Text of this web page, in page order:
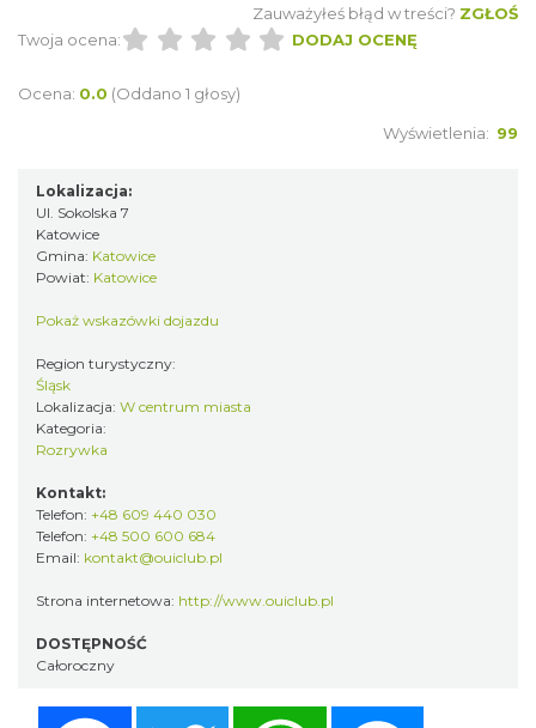
Zauważyłeś błąd w treści? ZGŁOŚ
Twoja ocena:
DODAJ OCENĘ
Ocena: 0.0 (Oddano 1 głosy)
Wyświetlenia: 99
Lokalizacja:
Ul. Sokolska 7
Katowice
Gmina: Katowice
Powiat: Katowice
Pokaż wskazówki dojazdu
Region turystyczny:
Śląsk
Lokalizacja: W centrum miasta
Kategoria:
Rozrywka
Kontakt:
Telefon: +48 609 440 030
Telefon: +48 500 600 684
Email: kontakt@ouiclub.pl
Strona internetowa: http://www.ouiclub.pl
DOSTĘPNOŚĆ
Całoroczny
Twitter WhatsApp